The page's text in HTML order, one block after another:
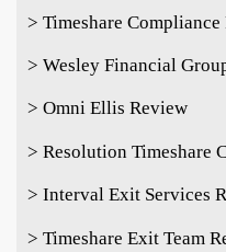
> Timeshare Compliance
> Wesley Financial
> Omni Ellis Review
> Resolution Timeshare
> Interval Exit Services
> Timeshare Exit Team